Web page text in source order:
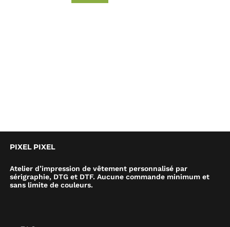
PIXEL PIXEL
Atelier d’impression de vêtement personnalisé par
sérigraphie, DTG et DTF. Aucune commande minimum et
sans limite de couleurs.